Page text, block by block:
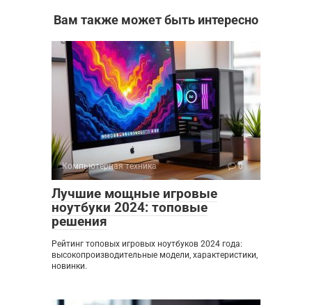
Вам также может быть интересно
Компьютерная техника 0
Лучшие мощные игровые
ноутбуки 2024: топовые
решения
Рейтинг топовых игровых ноутбуков 2024 года:
высокопроизводительные модели, характеристики,
новинки.